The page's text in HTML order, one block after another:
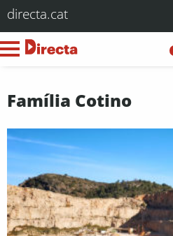
directa.cat
Família Cotino